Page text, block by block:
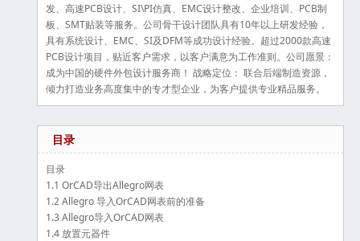
发、高速PCB设计、SI\PI仿真、EMC设计整改、企业培训、PCB制
板、SMT贴装等服务。公司骨干设计团队具有10年以上研发经验，
具有系统设计、EMC、SI及DFM等成功设计经验。超过2000款高速
PCB设计项目，贴近客户需求，以客户满意为工作准则。公司愿景：
成为中国的硬件外包设计服务商！ 战略定位： 联合后端制造资源，
倾力打造业务高度集中的专才型企业，为客户提供专业精品服务。
目录
目录
1.1 OrCAD导出Allegro网表
1.2 Allegro 导入OrCAD网表前的准备
1.3 Allegro导入OrCAD网表
1.4 放置元器件